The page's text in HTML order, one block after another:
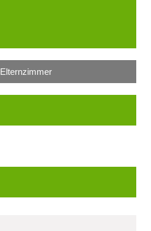
Elternzimmer